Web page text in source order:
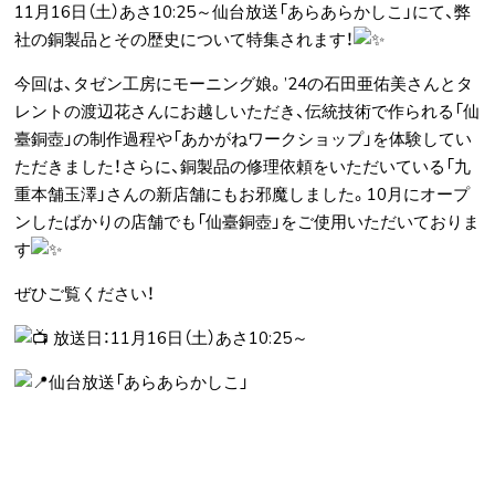
11月16日（土）あさ10:25～仙台放送「あらあらかしこ」にて、弊
社の銅製品とその歴史について特集されます！
今回は、タゼン工房にモーニング娘。’24の石田亜佑美さんとタ
レントの渡辺花さんにお越しいただき、伝統技術で作られる「仙
臺銅壺」の制作過程や「あかがねワークショップ」を体験してい
ただきました！さらに、銅製品の修理依頼をいただいている「九
重本舗玉澤」さんの新店舗にもお邪魔しました。10月にオープ
ンしたばかりの店舗でも「仙臺銅壺」をご使用いただいておりま
す
ぜひご覧ください！
放送日：11月16日（土）あさ10:25～
仙台放送「あらあらかしこ」